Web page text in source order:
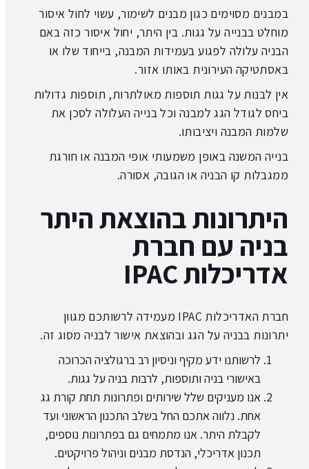
במבנים מסוימים כגון מבנים לשימור, עשוי לחול איסור
מוחלט בבנייה על גגות. בין היתר, יחול איסור כזה באם
הבניה עלולה לפגוע בעמידות המבנה, בייחוד שלו או
באסתטיקה העירונית באותו אזור.
אין לבנות על גגות תוספות מאולתרות, תוספות גדולות
ביחס לגודל הגג למבנה וכל בנייה העלולה לסכן את
שלמות המבנה ויציבותו.
בנייה המשנה באופן משמעותי אופי המבנה או חורגת
ממגבלות קו הבניה או הגובה, אסורה.
היתרונות בהוצאת היתר
בניה עם חברת
אדריכלות IPAC
חברת האדריכלות IPAC מעמידה לרשותכם מגוון
יתרונות בבניה על הגג ובהוצאת אישור לבניה מסוג זה.
לרשותנו ידע מקיף וניסיון רב ברגולציה הכרוכה
באישורי בניה ותוספות, לרבות בניה על גגות.
אנו מעניקים שלל שירותים ופתרונות תחת קורת גג
אחת. נלווה אתכם החל בשלב התכנון הראשוני ועד
לקבלת היתר. אנו מתמחים גם בפתרונות נוספים,
תכנון אדריכלי, הנדסת מבנים וניהול פרויקטים.